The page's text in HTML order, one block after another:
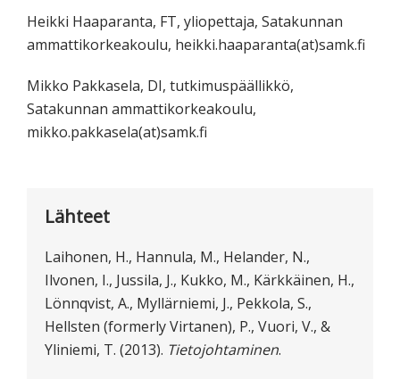
Heikki Haaparanta, FT, yliopettaja, Satakunnan
ammattikorkeakoulu, heikki.haaparanta(at)samk.fi
Mikko Pakkasela, DI, tutkimuspäällikkö,
Satakunnan ammattikorkeakoulu,
mikko.pakkasela(at)samk.fi
Lähteet
Laihonen, H., Hannula, M., Helander, N.,
Ilvonen, I., Jussila, J., Kukko, M., Kärkkäinen, H.,
Lönnqvist, A., Myllärniemi, J., Pekkola, S.,
Hellsten (formerly Virtanen), P., Vuori, V., &
Yliniemi, T. (2013). Tietojohtaminen.